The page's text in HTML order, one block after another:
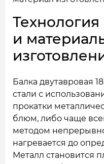
и
Балка двутавровая
стали с
прокатки
блюм, либо чаще
методом
нагревается до
Металл становится